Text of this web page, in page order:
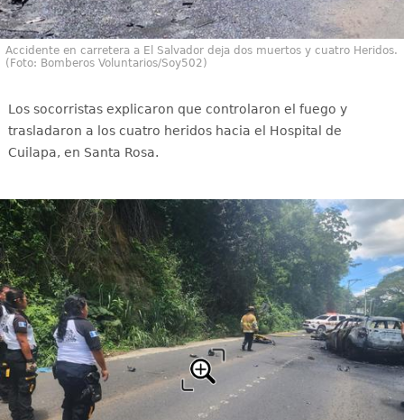
Accidente en carretera a El Salvador deja dos muertos y cuatro Heridos.
(Foto: Bomberos Voluntarios/Soy502)
Los socorristas explicaron que controlaron el fuego y
trasladaron a los cuatro heridos hacia el Hospital de
Cuilapa, en Santa Rosa.